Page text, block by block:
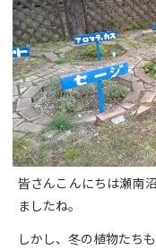
皆さんこんにちは瀬南
ましたね。
しかし、冬の植物たち